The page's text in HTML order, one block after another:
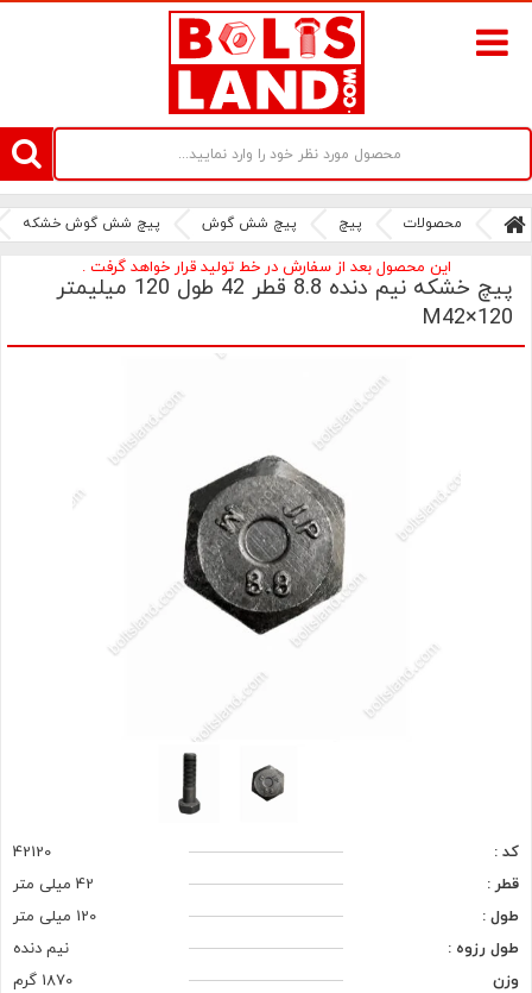
سامانه آنلاین فروش پیچ و مهره های صنعتی بولتز لند | سرزمین پیچ
محصولات پیچ پیچ شش گوش پیچ شش گوش خشکه
پیچ خشکه نیم دنده 8.8 قطر 42 طول 120 میلیمتر
M42×120
این محصول بعد از سفارش در خط تولید قرار خواهد گرفت .
کد :
42120
قطر :
42 میلی متر
طول :
120 میلی متر
طول رزوه :
نیم دنده
وزن
1870 گرم